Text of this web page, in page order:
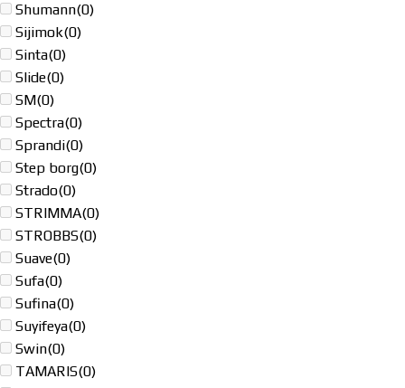
Shumann(0)
Sijimok(0)
Sinta(0)
Slide(0)
SM(0)
Spectra(0)
Sprandi(0)
Step borg(0)
Strado(0)
STRIMMA(0)
STROBBS(0)
Suave(0)
Sufa(0)
Sufina(0)
Suyifeya(0)
Swin(0)
TAMARIS(0)